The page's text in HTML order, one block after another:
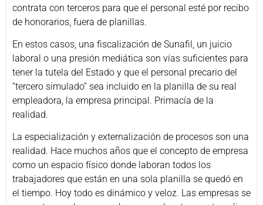
contrata con terceros para que el personal esté por recibo
de honorarios, fuera de planillas.
En estos casos, una fiscalización de Sunafil, un juicio
laboral o una presión mediática son vías suficientes para
tener la tutela del Estado y que el personal precario del
“tercero simulado” sea incluido en la planilla de su real
empleadora, la empresa principal. Primacía de la
realidad.
La especialización y externalización de procesos son una
realidad. Hace muchos años que el concepto de empresa
como un espacio físico donde laboran todos los
trabajadores que están en una sola planilla se quedó en
el tiempo. Hoy todo es dinámico y veloz. Las empresas se